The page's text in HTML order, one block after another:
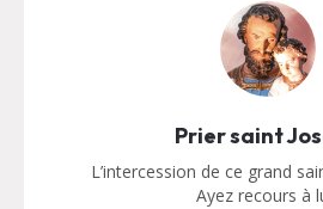
Prier saint
L’intercession de ce grand
Ayez recours à